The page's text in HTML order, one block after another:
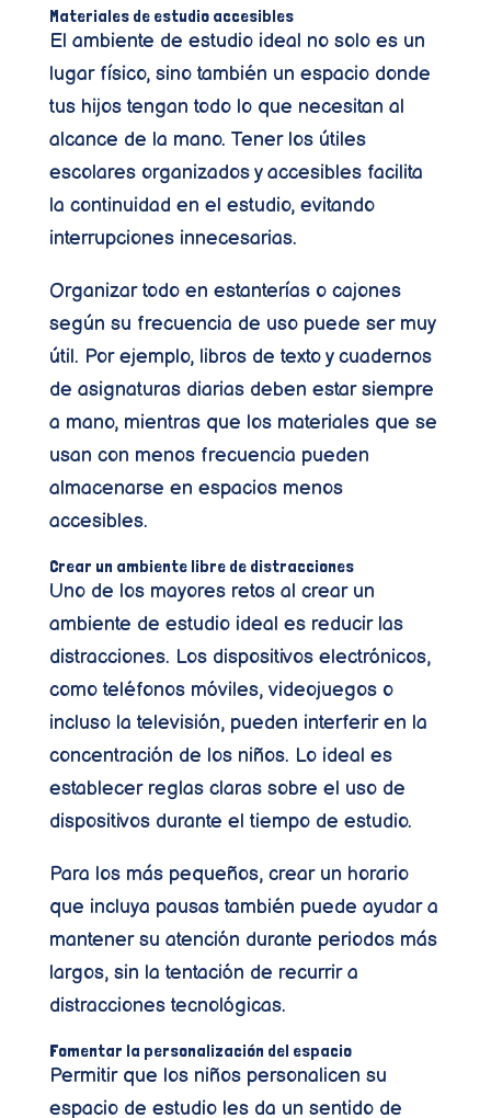
Materiales de estudio accesibles
El ambiente de estudio ideal no solo es un
lugar físico, sino también un espacio donde
tus hijos tengan todo lo que necesitan al
alcance de la mano. Tener los útiles
escolares organizados y accesibles facilita
la continuidad en el estudio, evitando
interrupciones innecesarias.
Organizar todo en estanterías o cajones
según su frecuencia de uso puede ser muy
útil. Por ejemplo, libros de texto y cuadernos
de asignaturas diarias deben estar siempre
a mano, mientras que los materiales que se
usan con menos frecuencia pueden
almacenarse en espacios menos
accesibles.
Crear un ambiente libre de distracciones
Uno de los mayores retos al crear un
ambiente de estudio ideal es reducir las
distracciones. Los dispositivos electrónicos,
como teléfonos móviles, videojuegos o
incluso la televisión, pueden interferir en la
concentración de los niños. Lo ideal es
establecer reglas claras sobre el uso de
dispositivos durante el tiempo de estudio.
Para los más pequeños, crear un horario
que incluya pausas también puede ayudar a
mantener su atención durante periodos más
largos, sin la tentación de recurrir a
distracciones tecnológicas.
Fomentar la personalización del espacio
Permitir que los niños personalicen su
espacio de estudio les da un sentido de